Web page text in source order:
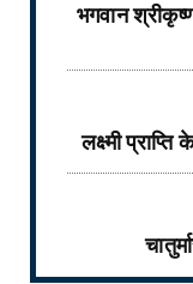
भगवान
लक्ष्मी